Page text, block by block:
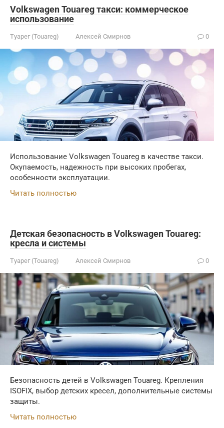
Volkswagen Touareg такси: коммерческое
использование
Туарег (Touareg) Алексей Смирнов 0
Использование Volkswagen Touareg в качестве такси.
Окупаемость, надежность при высоких пробегах,
особенности эксплуатации.
Читать полностью
Детская безопасность в Volkswagen Touareg:
кресла и системы
Туарег (Touareg) Алексей Смирнов 0
Безопасность детей в Volkswagen Touareg. Крепления
ISOFIX, выбор детских кресел, дополнительные системы
защиты.
Читать полностью